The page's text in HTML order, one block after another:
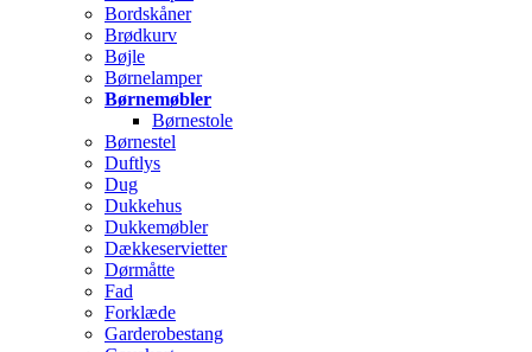
Bordskåner
Brødkurv
Bøjle
Børnelamper
Børnemøbler
Børnestole
Børnestel
Duftlys
Dug
Dukkehus
Dukkemøbler
Dækkeservietter
Dørmåtte
Fad
Forklæde
Garderobestang